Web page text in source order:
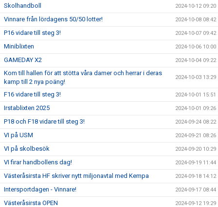
Skolhandboll 2024-10-12 09:20
Vinnare från lördagens 50/50 lotter! 2024-10-08 08:42
P16 vidare till steg 3! 2024-10-07 09:42
Miniblixten 2024-10-06 10:00
GAMEDAY X2 2024-10-04 09:22
Kom till hallen för att stötta våra damer och herrar i deras
kamp till 2 nya poäng!
2024-10-03 13:29
F16 vidare till steg 3! 2024-10-01 15:51
Irstablixten 2025 2024-10-01 09:26
P18 och F18 vidare till steg 3! 2024-09-24 08:22
VI på USM 2024-09-21 08:26
VI på skolbesök 2024-09-20 10:29
VI firar handbollens dag! 2024-09-19 11:44
Västeråsirsta HF skriver nytt miljonavtal med Kempa 2024-09-18 14:12
Intersportdagen - Vinnare! 2024-09-17 08:44
Västeråsirsta OPEN 2024-09-12 19:29